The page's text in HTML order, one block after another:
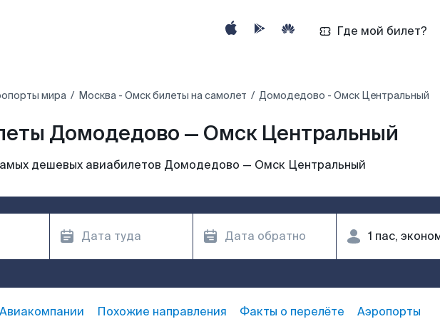
Где мой билет?
мира Москва - Омск билеты на самолет Домодедово - Омск Центральный
Домодедово — Омск Центральный
дешевых авиабилетов Домодедово — Омск Центральный
Похожие направления Факты о перелёте Аэропорты